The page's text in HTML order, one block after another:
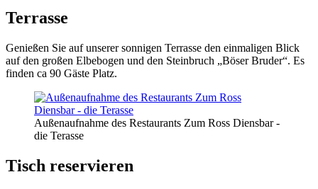
Terrasse
Genießen Sie auf unserer sonnigen Terrasse den einmaligen Blick
auf den großen Elbebogen und den Steinbruch „Böser Bruder“. Es
finden ca 90 Gäste Platz.
Außenaufnahme des Restaurants Zum Ross Diensbar -
die Terasse
Tisch reservieren